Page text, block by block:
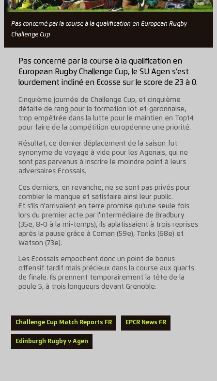
Pas concerné par la course à la qualification en European Rugby
Challenge Cup
Pas concerné par la course à la qualification en
European Rugby Challenge Cup, le SU Agen s’est
lourdement incliné en Ecosse sur le score de 23 à 0.
Cinquième journée de Challenge Cup, et cinquième
défaite de rang pour la formation lot-et-garonnaise,
trop empêtrée dans la lutte pour le maintien en Top14
pour faire de la compétition européenne une priorité.
Résultat, ce dernier déplacement de la saison fut
synonyme de voyage à vide pour les Agenais, qui ne
sont pas parvenus à inscrire le moindre point à leurs
adversaires Ecossais.
Ces derniers, en revanche, ne se sont pas privés pour
combler le manque et satisfaire ainsi leur public.
Et s'ils n'arrivaient en terre promise qu'une seule fois
lors du premier acte par l'intermédiaire de Bradbury
(35e, 8-0 à la mi-temps), ils aplatissaient à trois reprises
après la pause grâce à Coman (59e), Tonks (68e) et
Watson (73e).
Les Ecossais empochent donc un point de bonus
offensif tardif mais précieux dans la course aux quarts
de finale. Ils prennent temporairement la tête de la
poule 5, à trois longueurs devant Grenoble.
Challenge Cup Match Reports FR EPCR News FR
Edinburgh Rugby v Agen